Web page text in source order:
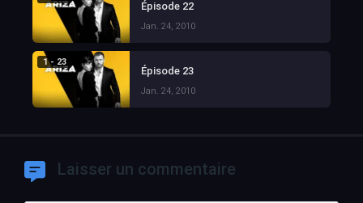
Épisode 22
Jan. 24, 2010
1 - 23
Épisode 23
Jan. 24, 2010
Laisser un commentaire